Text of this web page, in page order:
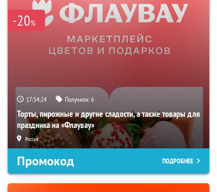
-20%
17:54:23 Получили:6
Торты, пирожные и другие сладости, а также товары для
праздника на «Флаувау»
Россия
Промокод ПОДРОБНЕЕ